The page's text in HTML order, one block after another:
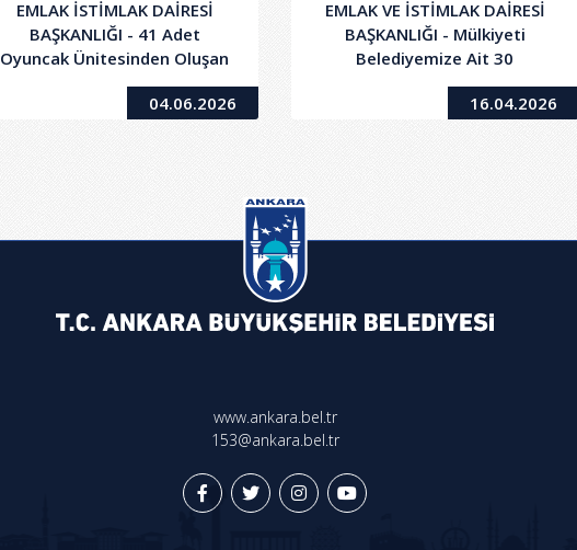
EMLAK İSTİMLAK DAİRESİ
BAŞKANLIĞI - 41 Adet
Oyuncak Ünitesinden Oluşan
Lunapark Alanı'nın,2886
Sayılı Kanunun 36. Maddesi
04.06.2026
EMLAK VE İSTİMLAK DAİRESİ
BAŞKANLIĞI - Mülkiyeti
Belediyemize Ait 30
Adet(Asa/Mesken/Dükkan/Büro)
Taşınmazın Satışı16.04.2026
www.ankara.bel.tr
153@ankara.bel.tr